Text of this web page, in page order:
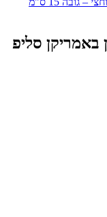
באמריקן סליפ